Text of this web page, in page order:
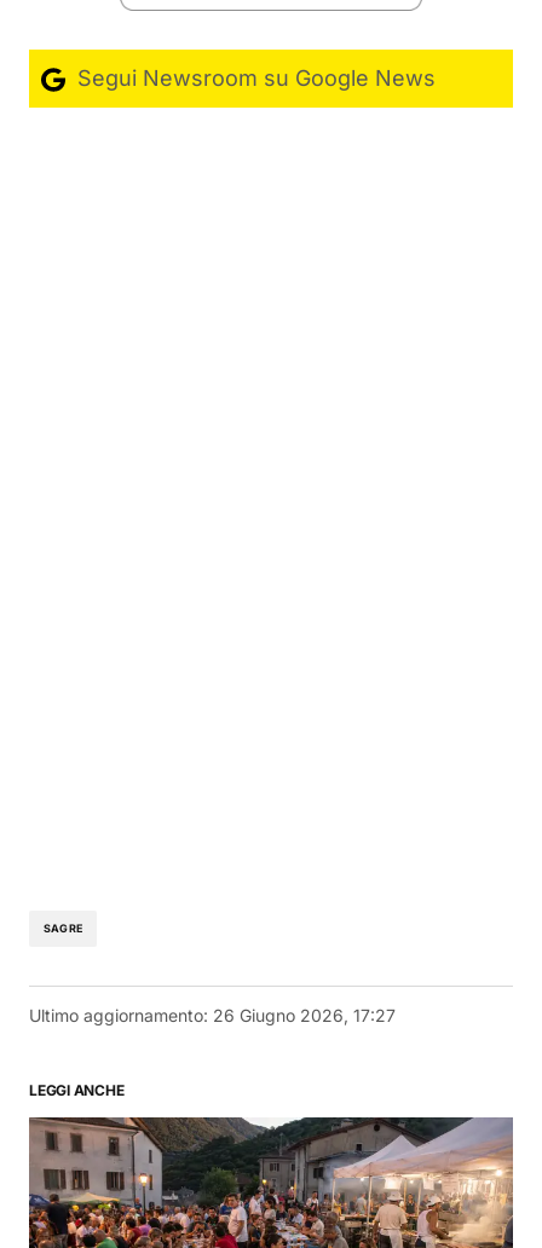
Segui Newsroom su Google News
SAGRE
Ultimo aggiornamento: 26 Giugno 2026, 17:27
LEGGI ANCHE